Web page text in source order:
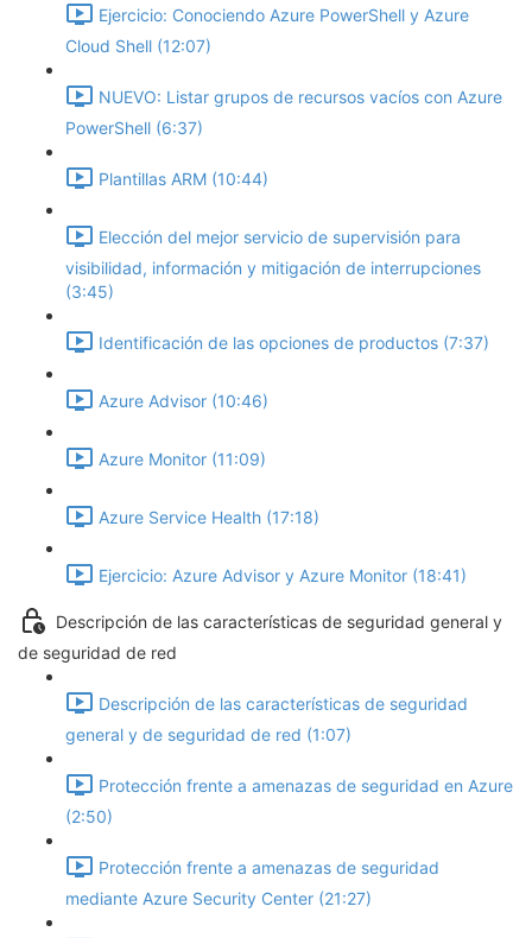
Ejercicio: Conociendo Azure PowerShell y Azure
Cloud Shell (12:07)
NUEVO: Listar grupos de recursos vacíos con Azure
PowerShell (6:37)
Plantillas ARM (10:44)
Elección del mejor servicio de supervisión para
visibilidad, información y mitigación de interrupciones
(3:45)
Identificación de las opciones de productos (7:37)
Azure Advisor (10:46)
Azure Monitor (11:09)
Azure Service Health (17:18)
Ejercicio: Azure Advisor y Azure Monitor (18:41)
Descripción de las características de seguridad general y
de seguridad de red
Descripción de las características de seguridad
general y de seguridad de red (1:07)
Protección frente a amenazas de seguridad en Azure
(2:50)
Protección frente a amenazas de seguridad
mediante Azure Security Center (21:27)